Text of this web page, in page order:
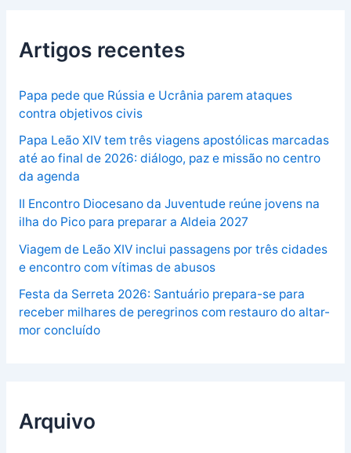
Artigos recentes
Papa pede que Rússia e Ucrânia parem ataques
contra objetivos civis
Papa Leão XIV tem três viagens apostólicas marcadas
até ao final de 2026: diálogo, paz e missão no centro
da agenda
II Encontro Diocesano da Juventude reúne jovens na
ilha do Pico para preparar a Aldeia 2027
Viagem de Leão XIV inclui passagens por três cidades
e encontro com vítimas de abusos
Festa da Serreta 2026: Santuário prepara-se para
receber milhares de peregrinos com restauro do altar-
mor concluído
Arquivo